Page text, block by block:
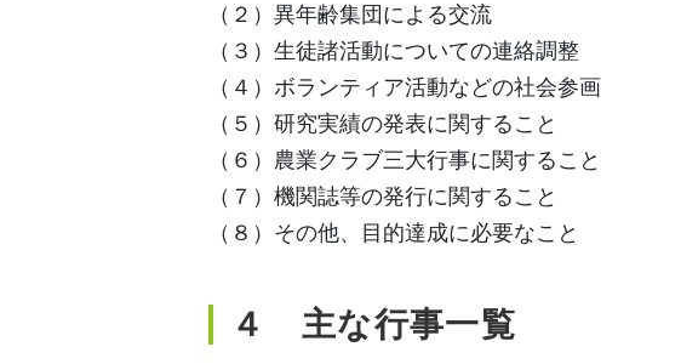
（２）異年齢集団による交流
（３）生徒諸活動についての連絡調整
（４）ボランティア活動などの社会参画
（５）研究実績の発表に関すること
（６）農業クラブ三大行事に関すること
（７）機関誌等の発行に関すること
（８）その他、目的達成に必要なこと
４ 主な行事一覧